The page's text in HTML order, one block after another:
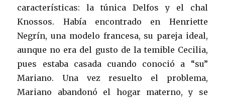
características: la túnica Delfos y el chal
Knossos. Había encontrado en Henriette
Negrín, una modelo francesa, su pareja ideal,
aunque no era del gusto de la temible Cecilia,
pues estaba casada cuando conoció a “su”
Mariano. Una vez resuelto el problema,
Mariano abandonó el hogar materno, y se